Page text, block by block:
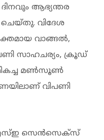
ദിനവും ആഭ്യന്തര
ചെയ്തു. വിദേശ
വാങ്ങൽ,
സാഹചര്യം, ക്രൂഡ്
മൺസൂൺ
വിപണി
സെൻസെക്സ്